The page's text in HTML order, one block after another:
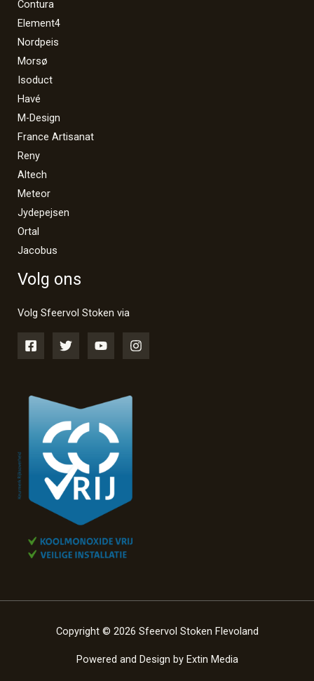
Contura
Element4
Nordpeis
Morsø
Isoduct
Havé
M-Design
France Artisanat
Reny
Altech
Meteor
Jydepejsen
Ortal
Jacobus
Volg ons
Volg Sfeervol Stoken via
Copyright © 2026 Sfeervol Stoken Flevoland
Powered and Design by Extin Media